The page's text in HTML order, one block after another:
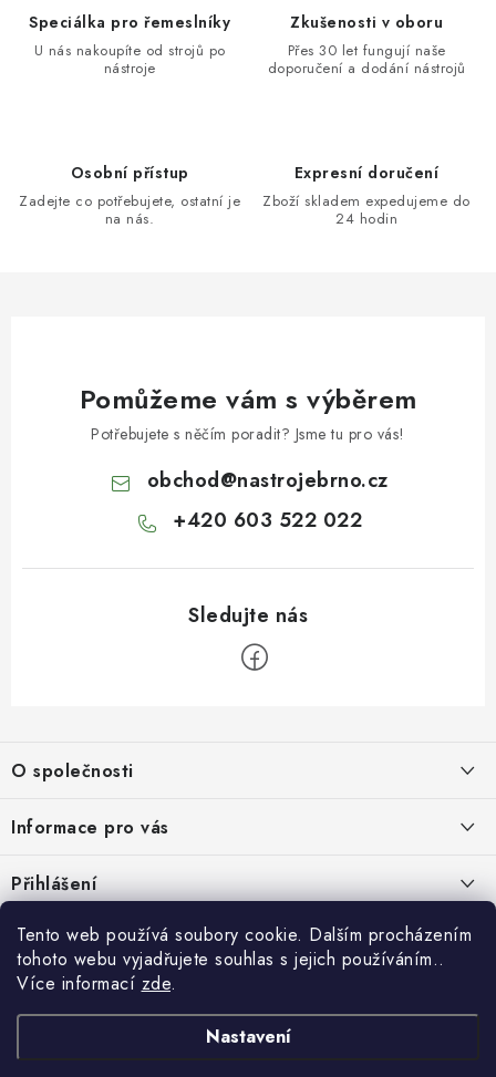
Tento web používá soubory cookie. Dalším procházením
tohoto webu vyjadřujete souhlas s jejich používáním..
Více informací zde.
Nastavení
Speciálka pro řemeslníky
U nás nakoupíte od strojů po
nástroje
Zkušenosti v oboru
Přes 30 let fungují naše
doporučení a dodání nástrojů
Osobní přístup
Zadejte co potřebujete, ostatní je
na nás.
Expresní doručení
Zboží skladem expedujeme do
24 hodin
Pomůžeme vám s výběrem
Potřebujete s něčím poradit? Jsme tu pro vás!
obchod@nastrojebrno.cz
+420 603 522 022
p
a
O společnosti
O nás
Recenze zákazníků
Novinky, návody, blog
Sponzorujeme
Informace pro vás
Obchodní podmínky
Doprava
Způsoby platby
Přihlášení
Přijímáme online platby
Vytvořil Shoptet